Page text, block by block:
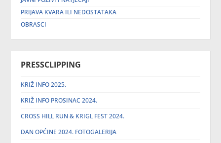
PRIJAVA KVARA ILI NEDOSTATAKA
OBRASCI
PRESSCLIPPING
KRIŽ INFO 2025.
KRIŽ INFO PROSINAC 2024.
CROSS HILL RUN & KRIGL FEST 2024.
DAN OPĆINE 2024. FOTOGALERIJA